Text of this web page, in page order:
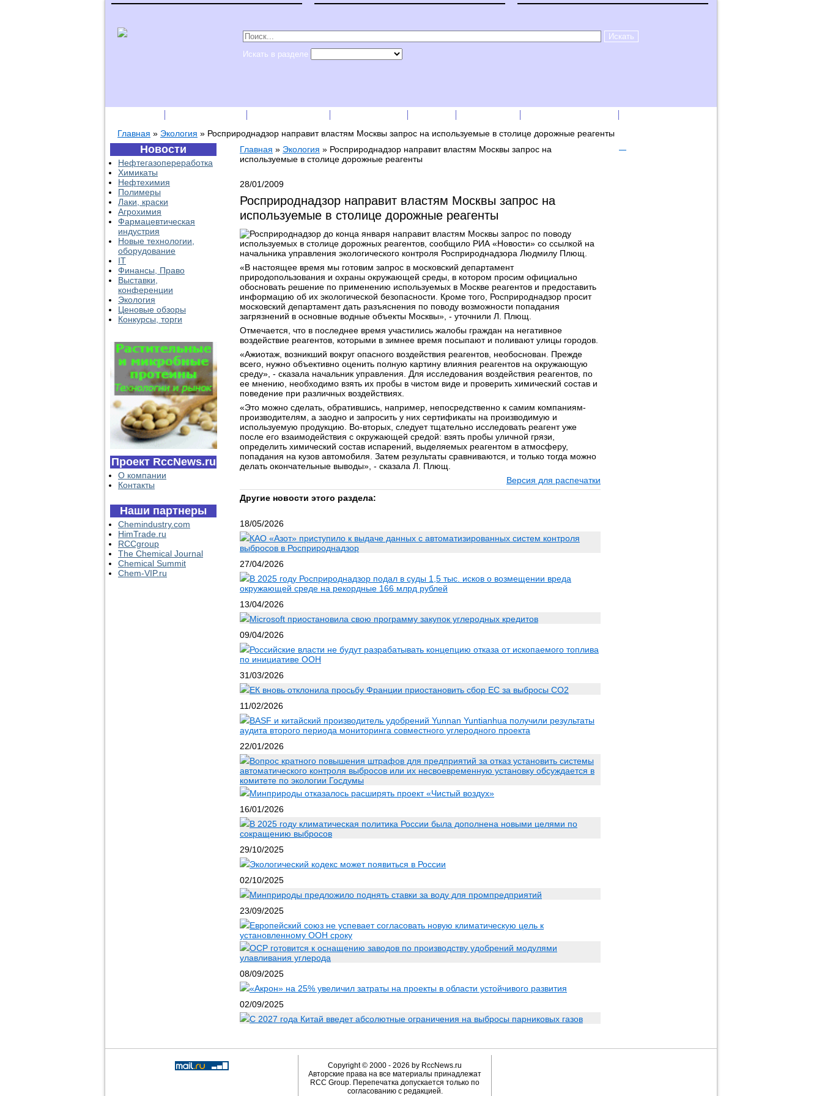
Искать в разделе
Главная » Экология » Росприроднадзор направит властям Москвы запрос на используемые в столице дорожные реагенты
Новости
Нефтегазопереработка
Химикаты
Нефтехимия
Полимеры
Лаки, краски
Агрохимия
Фармацевтическая
индустрия
Новые технологии,
оборудование
IT
Финансы, Право
Выставки,
конференции
Экология
Ценовые обзоры
Конкурсы, торги
Проект RccNews.ru
О компании
Контакты
Наши партнеры
Chemindustry.com
HimTrade.ru
RCCgroup
The Chemical Journal
Chemical Summit
Chem-VIP.ru
Главная » Экология » Росприроднадзор направит властям Москвы запрос на
используемые в столице дорожные реагенты
28/01/2009
Росприроднадзор направит властям Москвы запрос на
используемые в столице дорожные реагенты
Росприроднадзор до конца января направит властям Москвы запрос по поводу
используемых в столице дорожных реагентов, сообщило РИА «Новости» со ссылкой на
начальника управления экологического контроля Росприроднадзора Людмилу Плющ.
«В настоящее время мы готовим запрос в московский департамент
природопользования и охраны окружающей среды, в котором просим официально
обосновать решение по применению используемых в Москве реагентов и предоставить
информацию об их экологической безопасности. Кроме того, Росприроднадзор просит
московский департамент дать разъяснения по поводу возможности попадания
загрязнений в основные водные объекты Москвы», - уточнили Л. Плющ.
Отмечается, что в последнее время участились жалобы граждан на негативное
воздействие реагентов, которыми в зимнее время посыпают и поливают улицы городов.
«Ажиотаж, возникший вокруг опасного воздействия реагентов, необоснован. Прежде
всего, нужно объективно оценить полную картину влияния реагентов на окружающую
среду», - сказала начальник управления. Для исследования воздействия реагентов, по
ее мнению, необходимо взять их пробы в чистом виде и проверить химический состав и
поведение при различных воздействиях.
«Это можно сделать, обратившись, например, непосредственно к самим компаниям-
производителям, а заодно и запросить у них сертификаты на производимую и
используемую продукцию. Во-вторых, следует тщательно исследовать реагент уже
после его взаимодействия с окружающей средой: взять пробы уличной грязи,
определить химический состав испарений, выделяемых реагентом в атмосферу,
попадания на кузов автомобиля. Затем результаты сравниваются, и только тогда можно
делать окончательные выводы», - сказала Л. Плющ.
Версия для распечатки
Другие новости этого раздела:
18/05/2026
КАО «Азот» приступило к выдаче данных с автоматизированных систем контроля
выбросов в Росприроднадзор
27/04/2026
В 2025 году Росприроднадзор подал в суды 1,5 тыс. исков о возмещении вреда
окружающей среде на рекордные 166 млрд рублей
13/04/2026
Microsoft приостановила свою программу закупок углеродных кредитов
09/04/2026
Российские власти не будут разрабатывать концепцию отказа от ископаемого топлива
по инициативе ООН
31/03/2026
ЕК вновь отклонила просьбу Франции приостановить сбор ЕС за выбросы CO2
11/02/2026
BASF и китайский производитель удобрений Yunnan Yuntianhua получили результаты
аудита второго периода мониторинга совместного углеродного проекта
22/01/2026
Вопрос кратного повышения штрафов для предприятий за отказ установить системы
автоматического контроля выбросов или их несвоевременную установку обсуждается в
комитете по экологии Госдумы
Минприроды отказалось расширять проект «Чистый воздух»
16/01/2026
В 2025 году климатическая политика России была дополнена новыми целями по
сокращению выбросов
29/10/2025
Экологический кодекс может появиться в России
02/10/2025
Минприроды предложило поднять ставки за воду для промпредприятий
23/09/2025
Европейский союз не успевает согласовать новую климатическую цель к
установленному ООН сроку
OCP готовится к оснащению заводов по производству удобрений модулями
улавливания углерода
08/09/2025
«Акрон» на 25% увеличил затраты на проекты в области устойчивого развития
02/09/2025
С 2027 года Китай введет абсолютные ограничения на выбросы парниковых газов
Copyright © 2000 - 2026 by RccNews.ru
Авторские права на все материалы принадлежат
RCC Group. Перепечатка допускается только по
согласованию с редакцией.